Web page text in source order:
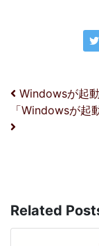
投稿ナ
Windowsが起
「Windowsが起
Related